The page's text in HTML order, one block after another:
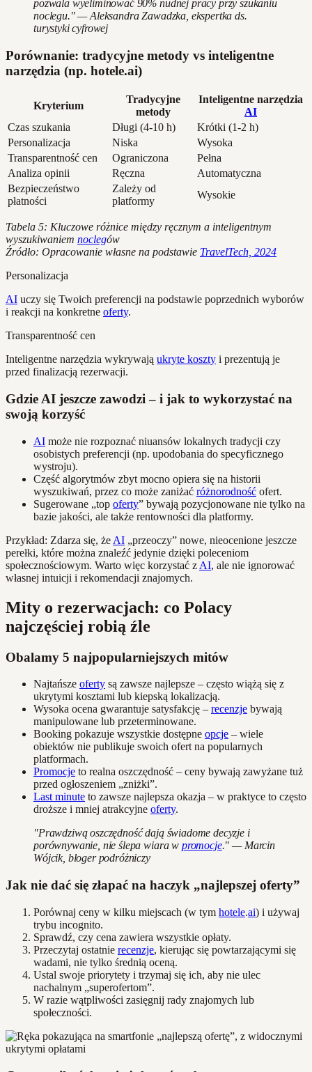
pozwala wyeliminować 90% nudnej pracy przy szukaniu
noclegu." — Aleksandra Zawadzka, ekspertka ds.
turystyki cyfrowej
Porównanie: tradycyjne metody vs inteligentne
narzędzia (np. hotele.ai)
Kryterium
Tradycyjne
metody
Inteligentne narzędzia
AI
Czas szukania
Długi (4-10 h)
Krótki (1-2 h)
Personalizacja
Niska
Wysoka
Transparentność cen
Ograniczona
Pełna
Analiza opinii
Ręczna
Automatyczna
Bezpieczeństwo
płatności
Zależy od
platformy
Wysokie
Tabela 5: Kluczowe różnice między ręcznym a inteligentnym
wyszukiwaniem noclegów
Źródło: Opracowanie własne na podstawie TravelTech, 2024
Personalizacja
AI uczy się Twoich preferencji na podstawie poprzednich wyborów
i reakcji na konkretne oferty.
Transparentność cen
Inteligentne narzędzia wykrywają ukryte koszty i prezentują je
przed finalizacją rezerwacji.
Gdzie AI jeszcze zawodzi – i jak to wykorzystać na
swoją korzyść
AI może nie rozpoznać niuansów lokalnych tradycji czy
osobistych preferencji (np. upodobania do specyficznego
wystroju).
Część algorytmów zbyt mocno opiera się na historii
wyszukiwań, przez co może zaniżać różnorodność ofert.
Sugerowane „top oferty” bywają pozycjonowane nie tylko na
bazie jakości, ale także rentowności dla platformy.
Przykład: Zdarza się, że AI „przeoczy” nowe, nieocenione jeszcze
perełki, które można znaleźć jedynie dzięki poleceniom
społecznościowym. Warto więc korzystać z AI, ale nie ignorować
własnej intuicji i rekomendacji znajomych.
Mity o rezerwacjach: co Polacy
najczęściej robią źle
Obalamy 5 najpopularniejszych mitów
Najtańsze oferty są zawsze najlepsze – często wiążą się z
ukrytymi kosztami lub kiepską lokalizacją.
Wysoka ocena gwarantuje satysfakcję – recenzje bywają
manipulowane lub przeterminowane.
Booking pokazuje wszystkie dostępne opcje – wiele
obiektów nie publikuje swoich ofert na popularnych
platformach.
Promocje to realna oszczędność – ceny bywają zawyżane tuż
przed ogłoszeniem „zniżki”.
Last minute to zawsze najlepsza okazja – w praktyce to często
droższe i mniej atrakcyjne oferty.
"Prawdziwą oszczędność dają świadome decyzje i
porównywanie, nie ślepa wiara w promocje." — Marcin
Wójcik, bloger podróżniczy
Jak nie dać się złapać na haczyk „najlepszej oferty”
Porównaj ceny w kilku miejscach (w tym hotele.ai) i używaj
trybu incognito.
Sprawdź, czy cena zawiera wszystkie opłaty.
Przeczytaj ostatnie recenzje, kierując się powtarzającymi się
wadami, nie tylko średnią oceną.
Ustal swoje priorytety i trzymaj się ich, aby nie ulec
nachalnym „superofertom”.
W razie wątpliwości zasięgnij rady znajomych lub
społeczności.